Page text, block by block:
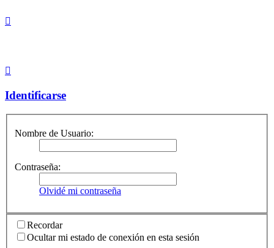
Identificarse
Nombre de Usuario:
Contraseña:
Olvidé mi contraseña
Recordar
Ocultar mi estado de conexión en esta sesión